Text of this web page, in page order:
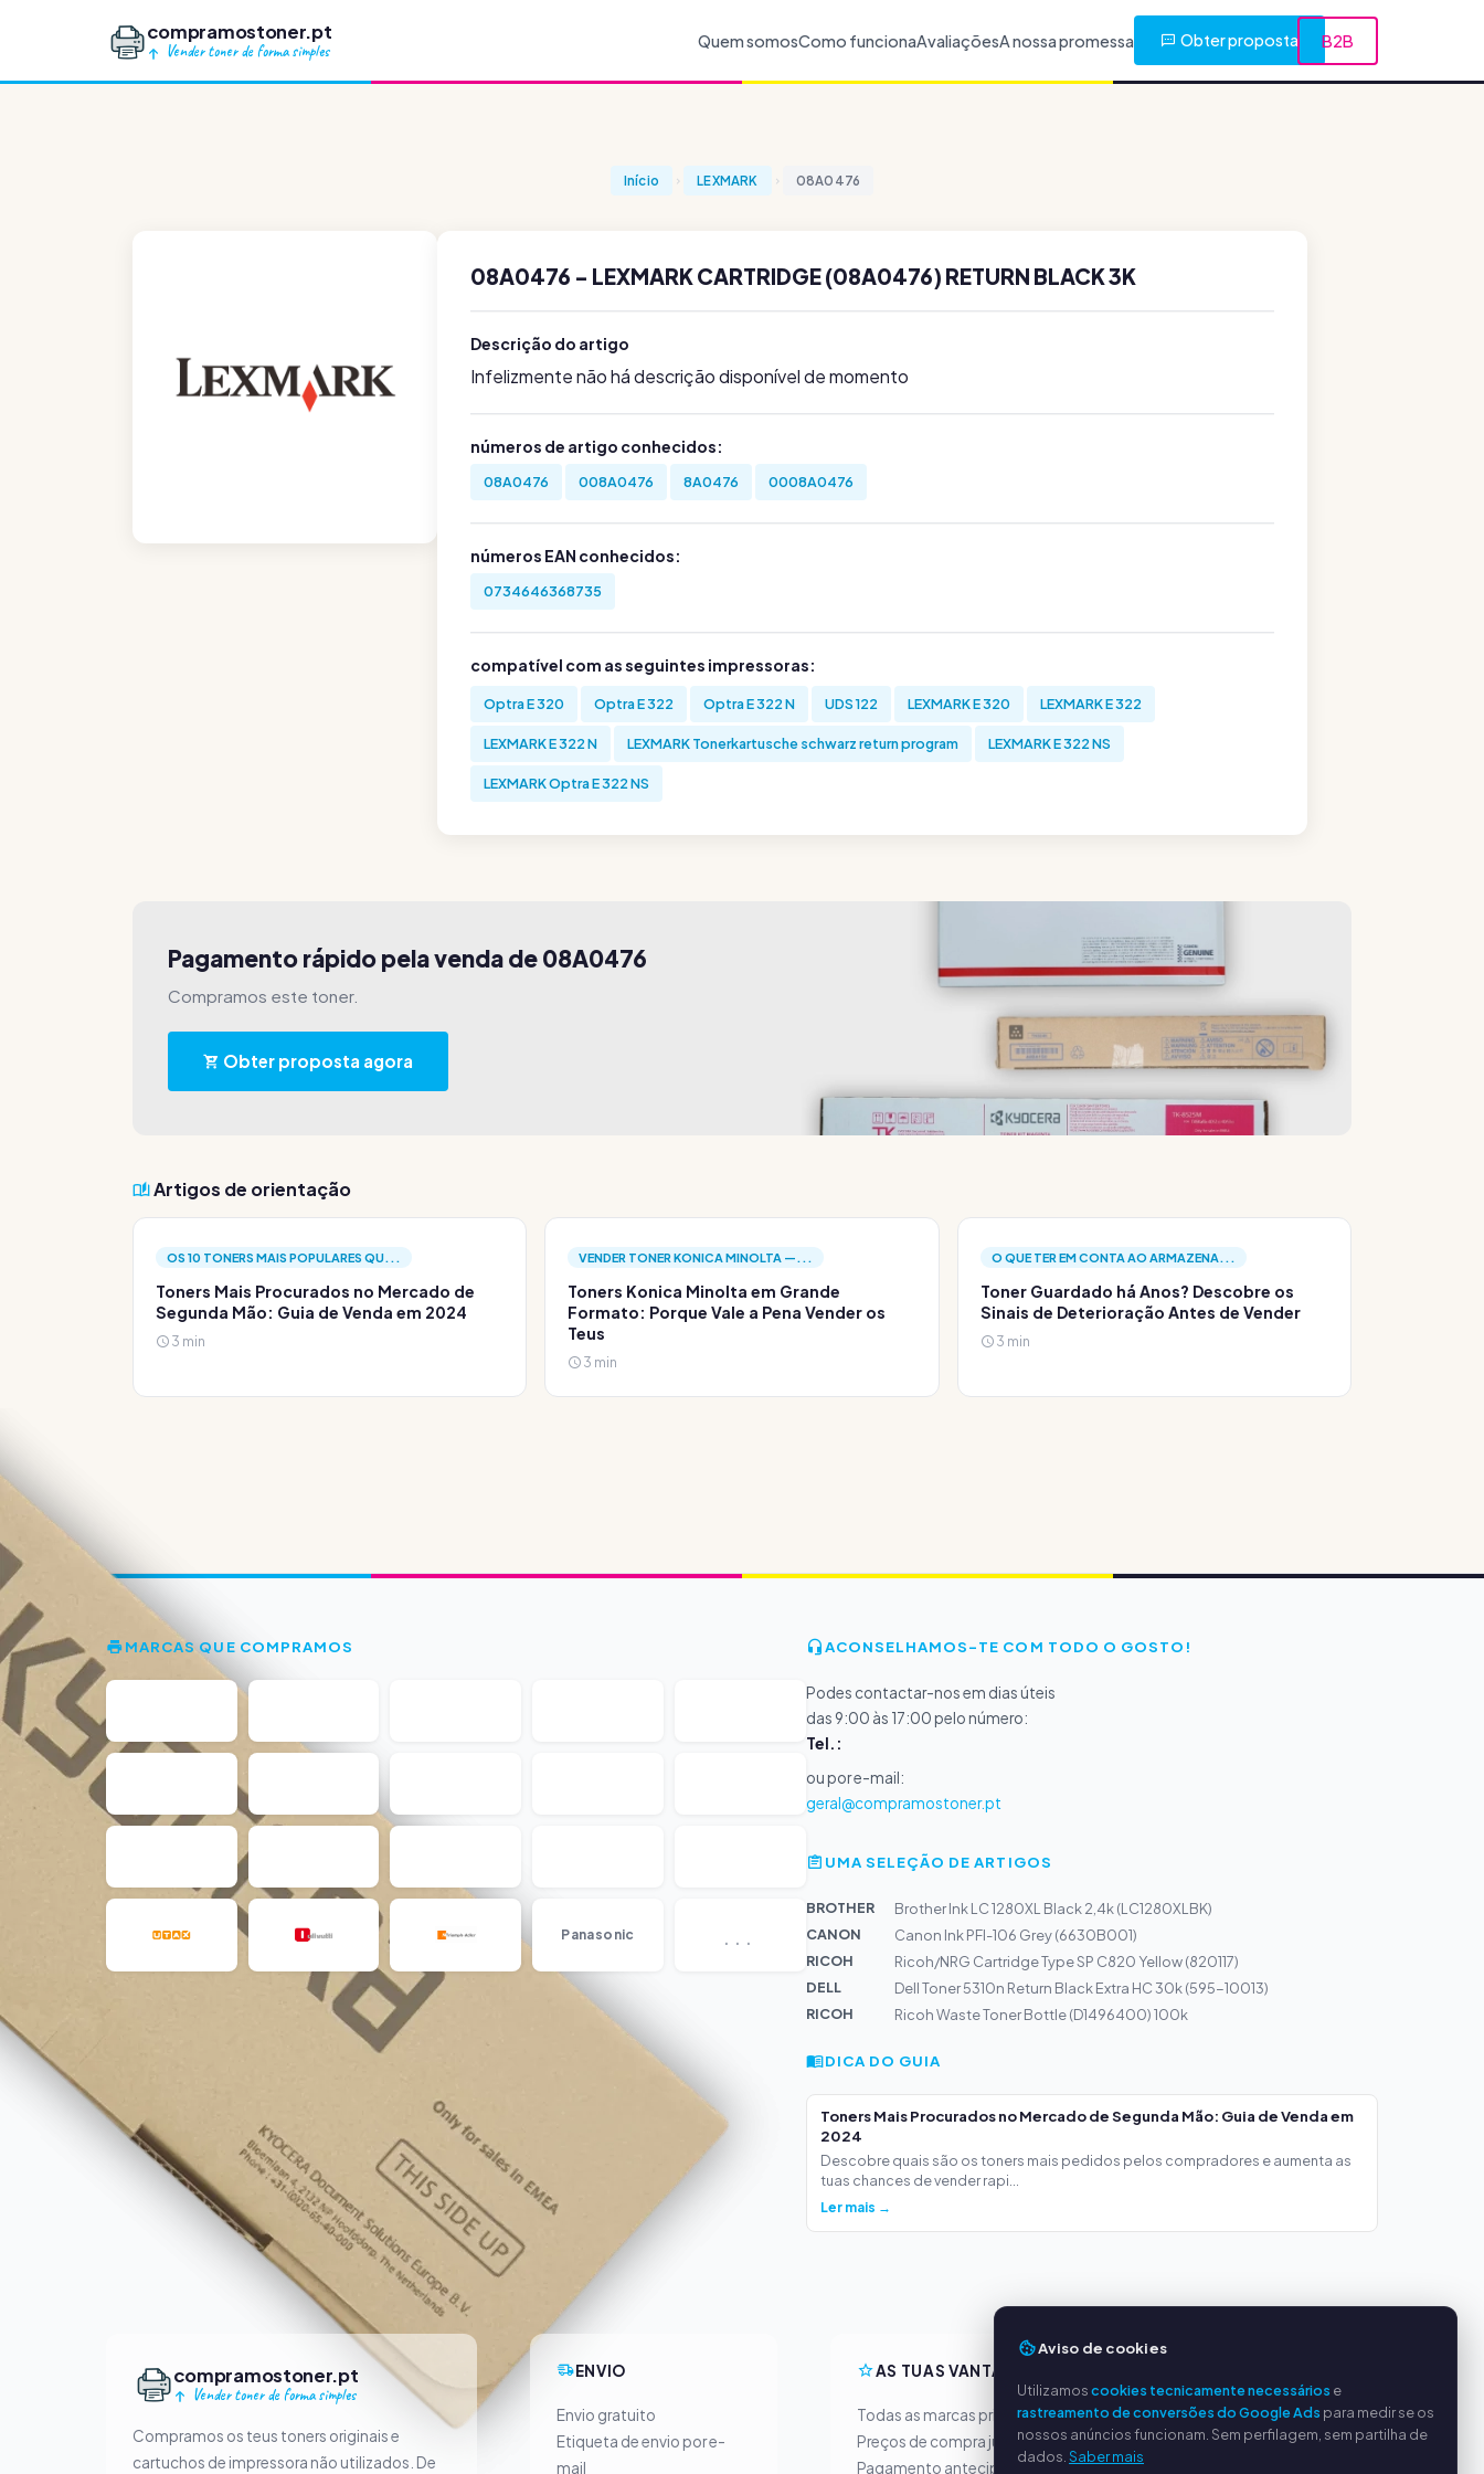
compramostoner.pt
Vender toner de forma simples
Quem somosComo funcionaAvaliaçõesA nossa promessa Obter proposta B2B
Início LEXMARK 08A0476
08A0476 - LEXMARK CARTRIDGE (08A0476) RETURN BLACK 3K
Descrição do artigo
Infelizmente não há descrição disponível de momento
números de artigo conhecidos:
08A0476 008A0476 8A0476 0008A0476
números EAN conhecidos:
0734646368735
compatível com as seguintes impressoras:
Optra E 320 Optra E 322 Optra E 322 N UDS 122 LEXMARK E 320 LEXMARK E 322
LEXMARK E 322 N LEXMARK Tonerkartusche schwarz return program LEXMARK E 322 NS
LEXMARK Optra E 322 NS
Pagamento rápido pela venda de 08A0476
Compramos este toner.
Obter proposta agora
Artigos de orientação
OS 10 TONERS MAIS POPULARES QU...
Toners Mais Procurados no Mercado de
Segunda Mão: Guia de Venda em 2024
3 min
VENDER TONER KONICA MINOLTA —...
Toners Konica Minolta em Grande
Formato: Porque Vale a Pena Vender os
Teus
3 min
O QUE TER EM CONTA AO ARMAZENA...
Toner Guardado há Anos? Descobre os
Sinais de Deterioração Antes de Vender
3 min
MARCAS QUE COMPRAMOS
Panasonic ...
ACONSELHAMOS-TE COM TODO O GOSTO!
Podes contactar-nos em dias úteis
das 9:00 às 17:00 pelo número:
Tel.:
ou por e-mail:
geral@compramostoner.pt
UMA SELEÇÃO DE ARTIGOS
BROTHER
Brother Ink LC 1280XL Black 2,4k (LC1280XLBK)
CANON
Canon Ink PFI-106 Grey (6630B001)
RICOH
Ricoh/NRG Cartridge Type SP C820 Yellow (820117)
DELL
Dell Toner 5310n Return Black Extra HC 30k (595-10013)
RICOH
Ricoh Waste Toner Bottle (D1496400) 100k
DICA DO GUIA
Toners Mais Procurados no Mercado de Segunda Mão: Guia de Venda em
2024
Descobre quais são os toners mais pedidos pelos compradores e aumenta as
tuas chances de vender rapi...
Ler mais →
compramostoner.pt
Vender toner de forma simples
Compramos os teus toners originais e
cartuchos de impressora não utilizados. De
ENVIO
Envio gratuito
Etiqueta de envio por e-
mail
AS TUAS VANTAGENS
Todas as marcas principais
Preços de compra justos
Pagamento antecipado
Sobre nós
Política de privacidade
Aviso de cookies
Utilizamoscookies tecnicamente necessários e
rastreamento de conversões do Google Ads para medir se os
nossos anúncios funcionam. Sem perfilagem, sem partilha de
dados. Saber mais